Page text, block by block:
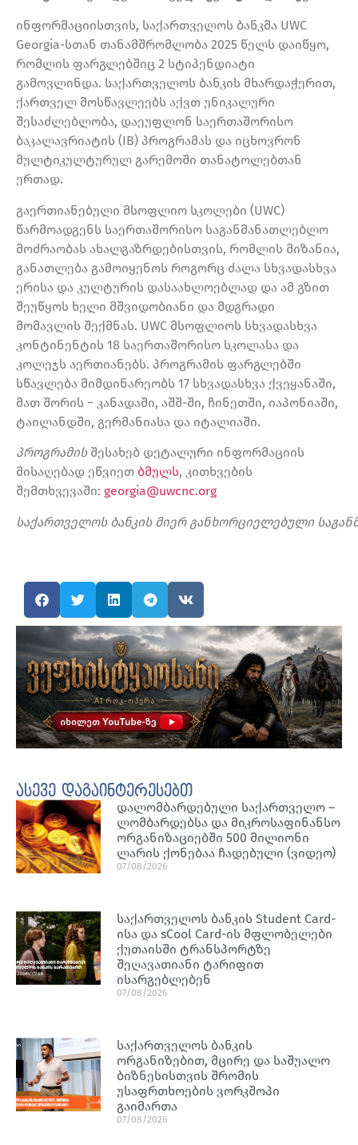
ინფორმაციისთვის, საქართველოს ბანკმა UWC
Georgia-სთან თანამშრომლობა 2025 წელს დაიწყო,
რომლის ფარგლებშიც 2 სტიპენდიატი
გამოვლინდა. საქართველოს ბანკის მხარდაჭერით,
ქართველ მოსწავლეებს აქვთ უნიკალური
შესაძლებლობა, დაეუფლონ საერთაშორისო
ბაკალავრიატის (IB) პროგრამას და იცხოვრონ
მულტიკულტურულ გარემოში თანატოლებთან
ერთად.
გაერთიანებული მსოფლიო სკოლები (UWC)
წარმოადგენს საერთაშორისო საგანმანათლებლო
მოძრაობას ახალგაზრდებისთვის, რომლის მიზანია,
განათლება გამოიყენოს როგორც ძალა სხვადასხვა
ერისა და კულტურის დასაახლოებლად და ამ გზით
შეუწყოს ხელი მშვიდობიანი და მდგრადი
მომავლის შექმნას. UWC მსოფლიოს სხვადასხვა
კონტინენტის 18 საერთაშორისო სკოლასა და
კოლეჯს აერთიანებს. პროგრამის ფარგლებში
სწავლება მიმდინარეობს 17 სხვადასხვა ქვეყანაში,
მათ შორის − კანადაში, აშშ-ში, ჩინეთში, იაპონიაში,
ტაილანდში, გერმანიასა და იტალიაში.
პროგრამისშესახებ დეტალური ინფორმაციის
მისაღებად ეწვიეთ ბმულს, კითხვების
შემთხვევაში: georgia@uwcnc.org
საქართველოს ბანკის მიერ განხორციელებული
ასევე დაგაინტერესებთ
დალომბარდებული საქართველო –
ლომბარდებსა და მიკროსაფინანსო
ორგანიზაციებში 500 მილიონი
ლარის ქონებაა ჩადებული (ვიდეო)
07/08/2026
საქართველოს ბანკის Student Card-
ისა და sCool Card-ის მფლობელები
ქუთაისში ტრანსპორტზე
შეღავათიანი ტარიფით
ისარგებლებენ
07/08/2026
საქართველოს ბანკის
ორგანიზებით, მცირე და საშუალო
ბიზნესისთვის შრომის
უსაფრთხოების ვორკშოპი
გაიმართა
07/08/2026